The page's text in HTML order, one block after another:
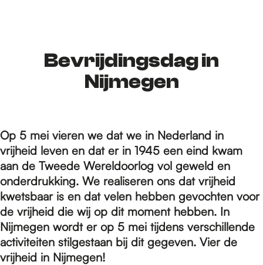
d
h
o
m
Bevrijdingsdag in
Nijmegen
Op 5 mei vieren we dat we in Nederland in
vrijheid leven en dat er in 1945 een eind kwam
aan de Tweede Wereldoorlog vol geweld en
onderdrukking. We realiseren ons dat vrijheid
kwetsbaar is en dat velen hebben gevochten voor
de vrijheid die wij op dit moment hebben. In
Nijmegen wordt er op 5 mei tijdens verschillende
activiteiten stilgestaan bij dit gegeven. Vier de
vrijheid in Nijmegen!